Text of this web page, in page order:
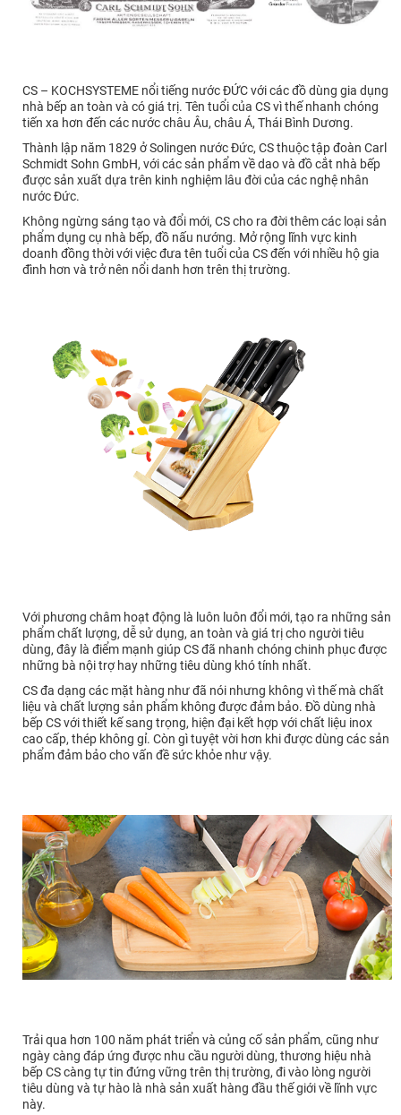
CS – KOCHSYSTEME nổi tiếng nước ĐỨC với các đồ dùng gia dụng
nhà bếp an toàn và có giá trị. Tên tuổi của CS vì thế nhanh chóng
tiến xa hơn đến các nước châu Âu, châu Á, Thái Bình Dương.
Thành lập năm 1829 ở Solingen nước Đức, CS thuộc tập đoàn Carl
Schmidt Sohn GmbH, với các sản phẩm về dao và đồ cắt nhà bếp
được sản xuất dựa trên kinh nghiệm lâu đời của các nghệ nhân
nước Đức.
Không ngừng sáng tạo và đổi mới, CS cho ra đời thêm các loại sản
phẩm dụng cụ nhà bếp, đồ nấu nướng. Mở rộng lĩnh vực kinh
doanh đồng thời với việc đưa tên tuổi của CS đến với nhiều hộ gia
đình hơn và trở nên nổi danh hơn trên thị trường.
Với phương châm hoạt động là luôn luôn đổi mới, tạo ra những sản
phẩm chất lượng, dễ sử dụng, an toàn và giá trị cho người tiêu
dùng, đây là điểm mạnh giúp CS đã nhanh chóng chinh phục được
những bà nội trợ hay những tiêu dùng khó tính nhất.
CS đa dạng các mặt hàng như đã nói nhưng không vì thế mà chất
liệu và chất lượng sản phẩm không được đảm bảo. Đồ dùng nhà
bếp CS với thiết kế sang trọng, hiện đại kết hợp với chất liệu inox
cao cấp, thép không gỉ. Còn gì tuyệt vời hơn khi được dùng các sản
phẩm đảm bảo cho vấn đề sức khỏe như vậy.
Trải qua hơn 100 năm phát triển và củng cố sản phẩm, cũng như
ngày càng đáp ứng được nhu cầu người dùng, thương hiệu nhà
bếp CS càng tự tin đứng vững trên thị trường, đi vào lòng người
tiêu dùng và tự hào là nhà sản xuất hàng đầu thế giới về lĩnh vực
này.